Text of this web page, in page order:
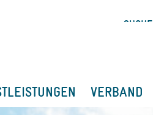
SUCHE
VERBAND